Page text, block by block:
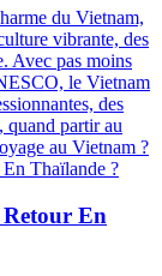
du Vietnam,
vibrante, des
Avec pas moins
le Vietnam
des
quand partir au
au Vietnam ?
Retour En